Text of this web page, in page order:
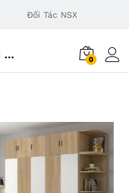
Đối Tác NSX
Bộ Combo Giường Tủ Phòng Ngủ Đầy Đủ, Tiết Kiệm | Miễn Phí Lắp Đặt 0